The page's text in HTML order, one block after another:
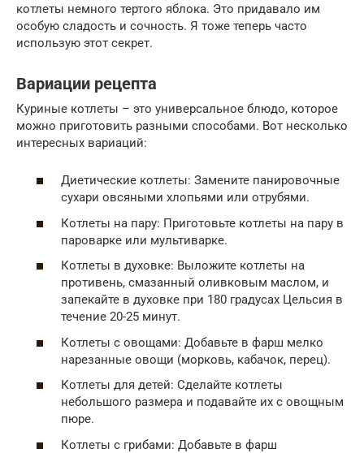
котлеты немного тертого яблока. Это придавало им
особую сладость и сочность. Я тоже теперь часто
использую этот секрет.
Вариации рецепта
Куриные котлеты – это универсальное блюдо, которое
можно приготовить разными способами. Вот несколько
интересных вариаций:
Диетические котлеты: Замените панировочные
сухари овсяными хлопьями или отрубями.
Котлеты на пару: Приготовьте котлеты на пару в
пароварке или мультиварке.
Котлеты в духовке: Выложите котлеты на
противень, смазанный оливковым маслом, и
запекайте в духовке при 180 градусах Цельсия в
течение 20-25 минут.
Котлеты с овощами: Добавьте в фарш мелко
нарезанные овощи (морковь, кабачок, перец).
Котлеты для детей: Сделайте котлеты
небольшого размера и подавайте их с овощным
пюре.
Котлеты с грибами: Добавьте в фарш